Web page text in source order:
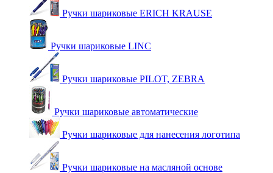
Ручки шариковые ERICH KRAUSE
Ручки шариковые LINC
Ручки шариковые PILOT, ZEBRA
Ручки шариковые автоматические
Ручки шариковые для нанесения логотипа
Ручки шариковые на масляной основе